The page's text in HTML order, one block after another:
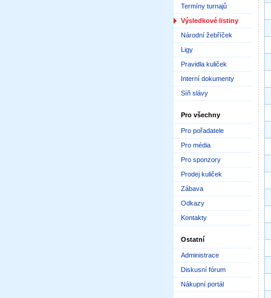
Termíny turnajů
Výsledkové listiny
Národní žebříček
Ligy
Pravidla kuliček
Interní dokumenty
Síň slávy
Pro všechny
Pro pořadatele
Pro média
Pro sponzory
Prodej kuliček
Zábava
Odkazy
Kontakty
Ostatní
Administrace
Diskusní fórum
Nákupní portál